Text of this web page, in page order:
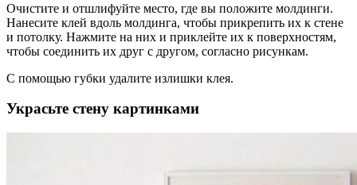
Очистите и отшлифуйте место, где вы положите молдинги.
Нанесите клей вдоль молдинга, чтобы прикрепить их к стене
и потолку. Нажмите на них и приклейте их к поверхностям,
чтобы соединить их друг с другом, согласно рисункам.
С помощью губки удалите излишки клея.
Украсьте стену картинками